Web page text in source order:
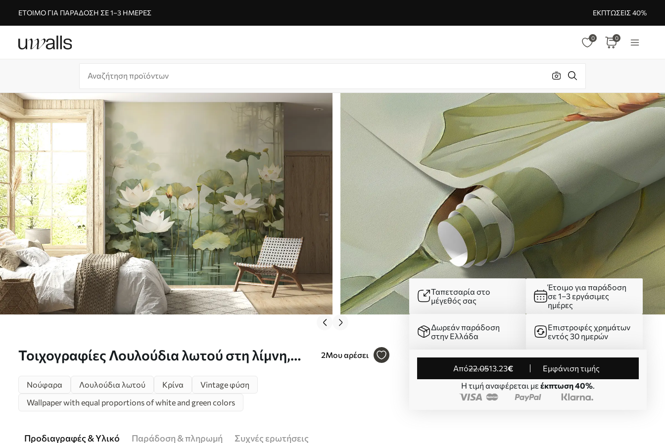
ΈΤΟΙΜΟ ΓΙΑ ΠΑΡΆΔΟΣΗ ΣΕ 1–3 ΗΜΈΡΕΣ ΕΚΠΤΏΣΕΙΣ 40%
0 0
Τοιχογραφίες Λουλούδια λωτού στη λίμνη,
u99454d1
2Μου αρέσει
Ταπετσαρία στο
μέγεθός σας
Έτοιμο για παράδοση
σε 1–3 εργάσιμες
ημέρες
Δωρεάν παράδοση
στην Ελλάδα
Επιστροφές χρημάτων
εντός 30 ημερών
από22.0513.23€
Εμφάνιση τιμής
Η τιμή αναφέρεται με έκπτωση 40%.
Νούφαρα Λουλούδια λωτού Κρίνα
Vintage φύση
Wallpaper with equal proportions of white and green colors
Προδιαγραφές & Υλικό Παράδοση & πληρωμή Συχνές ερωτήσεις